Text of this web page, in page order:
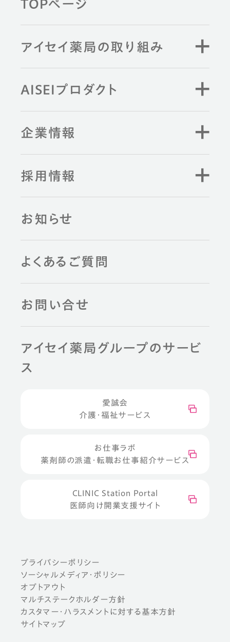
TOPページ
アイセイ薬局の取り組み
AISEIプロダクト
企業情報
採用情報
お知らせ
よくあるご質問
お問い合せ
アイセイ薬局グループのサービ
ス
愛誠会
介護・福祉サービス
お仕事ラボ
薬剤師の派遣・転職お仕事紹介サービス
CLINIC Station Portal
医師向け開業支援サイト
プライバシーポリシー
ソーシャルメディア・ポリシー
オプトアウト
マルチステークホルダー方針
カスタマー・ハラスメントに対する基本方針
サイトマップ